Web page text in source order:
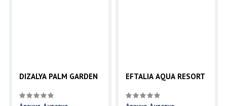
DIZALYA PALM GARDEN EFTALIA AQUA RESORT